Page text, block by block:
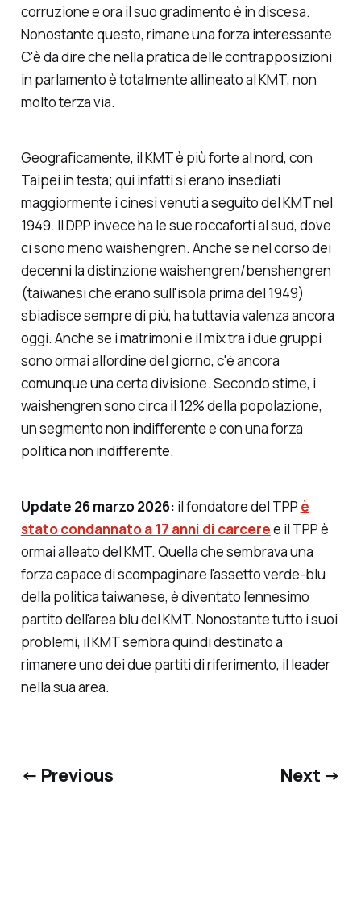
corruzione e ora il suo gradimento è in discesa.
Nonostante questo, rimane una forza interessante.
C'è da dire che nella pratica delle contrapposizioni
in parlamento è totalmente allineato al KMT; non
moltoterza via.
Geograficamente, il KMT è più forte al nord, con
Taipei in testa; qui infatti si erano insediati
maggiormente i cinesi venuti a seguito del KMT nel
1949. Il DPP invece ha le sue roccaforti al sud, dove
ci sono menowaishengren. Anche se nel corso dei
decenni la distinzionewaishengren/benshengren
(taiwanesi che erano sull'isola prima del 1949)
sbiadisce sempre di più, ha tuttavia valenza ancora
oggi. Anche se i matrimoni e ilmixtra i due gruppi
sono ormai all'ordine del giorno, c'è ancora
comunque una certa divisione. Secondo stime, i
waishengrensono circa il 12% della popolazione,
un segmento non indifferente e con una forza
politica non indifferente.
Update 26 marzo 2026: il fondatore del TPP è
stato condannato a 17 anni di carceree il TPP è
ormai alleato del KMT. Quella che sembrava una
forza capace di scompaginare l'assetto verde-blu
della politica taiwanese, è diventato l'ennesimo
partito dell'area blu del KMT. Nonostante tutto i suoi
problemi, il KMT sembra quindi destinato a
rimanere uno dei due partiti di riferimento, il leader
nella sua area.
← Previous Next →